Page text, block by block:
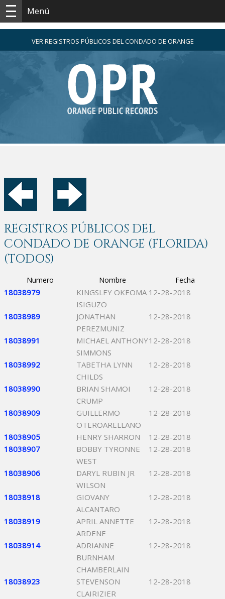
Menú
VER REGISTROS PÚBLICOS DEL CONDADO DE ORANGE
REGISTROS PÚBLICOS DEL
CONDADO DE ORANGE (FLORIDA)
(TODOS)
Numero Nombre Fecha
18038979
KINGSLEY OKEOMA
ISIGUZO
12-28-2018
18038989
JONATHAN
PEREZMUNIZ
12-28-2018
18038991
MICHAEL ANTHONY
SIMMONS
12-28-2018
18038992
TABETHA LYNN
CHILDS
12-28-2018
18038990
BRIAN SHAMOI
CRUMP
12-28-2018
18038909
GUILLERMO
OTEROARELLANO
12-28-2018
18038905 HENRY SHARRON
12-28-2018
18038907
BOBBY TYRONNE
WEST
12-28-2018
18038906
DARYL RUBIN JR
WILSON
12-28-2018
18038918
GIOVANY
ALCANTARO
12-28-2018
18038919
APRIL ANNETTE
ARDENE
12-28-2018
18038914
ADRIANNE
BURNHAM
CHAMBERLAIN
12-28-2018
18038923
STEVENSON
CLAIRIZIER
12-28-2018